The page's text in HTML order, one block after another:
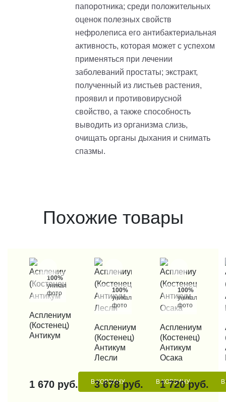
папоротника; среди положительных
оценок полезных свойств
нефролеписа его антибактериальная
активность, которая может с успехом
применяться при лечении
заболеваний простаты; экстракт,
полученный из листьев растения,
проявил и противовирусной
свойство, а также способность
выводить из организма слизь,
очищать органы дыхания и снимать
спазмы.
Похожие товары
100%
уникальные
фото
КУПИТЬ В 1 КЛИК
Асплениум
(Костенец)
Антикум
1 670 руб. В КОРЗИНУ
100%
уникальные
фото
КУПИТЬ В 1 КЛИК
Асплениум
(Костенец)
Антикум
Лесли
3 678 руб. В КОРЗИНУ
100%
уникальные
фото
КУПИТЬ В 1 КЛИК
Асплениум
(Костенец)
Антикум
Осака
1 720 руб.